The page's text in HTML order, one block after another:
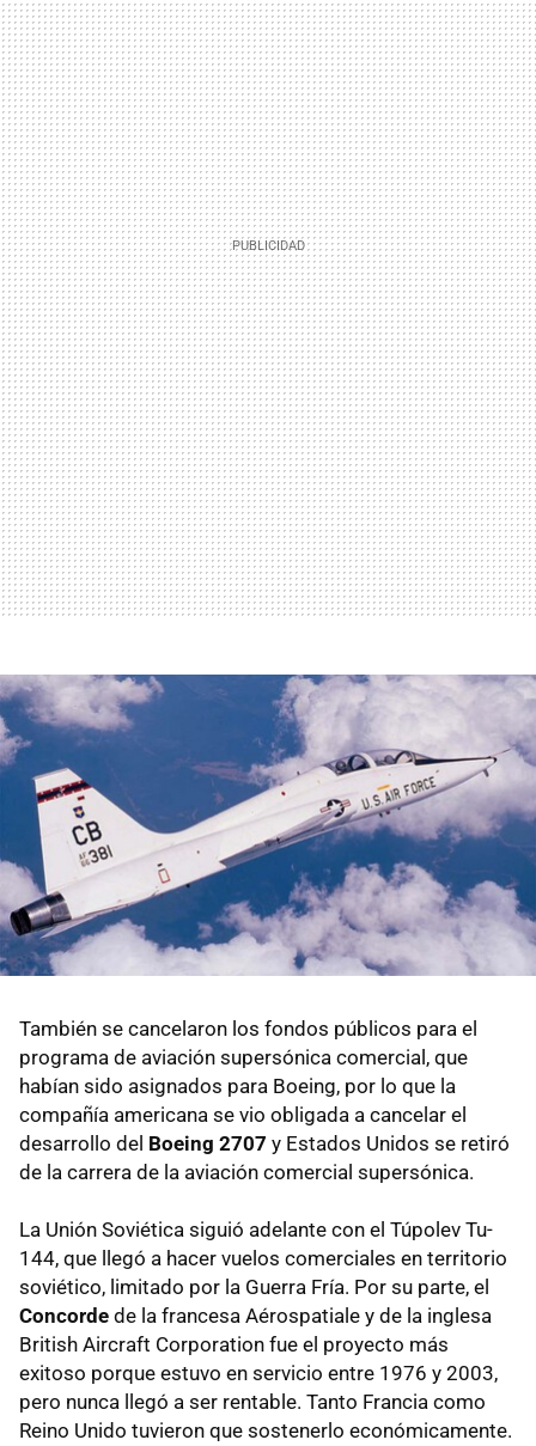
También se cancelaron los fondos públicos para el
programa de aviación supersónica comercial, que
habían sido asignados para Boeing, por lo que la
compañía americana se vio obligada a cancelar el
desarrollo del Boeing 2707 y Estados Unidos se retiró
de la carrera de la aviación comercial supersónica.
La Unión Soviética siguió adelante con el Túpolev Tu-
144, que llegó a hacer vuelos comerciales en territorio
soviético, limitado por la Guerra Fría. Por su parte, el
Concorde de la francesa Aérospatiale y de la inglesa
British Aircraft Corporation fue el proyecto más
exitoso porque estuvo en servicio entre 1976 y 2003,
pero nunca llegó a ser rentable. Tanto Francia como
Reino Unido tuvieron que sostenerlo económicamente.